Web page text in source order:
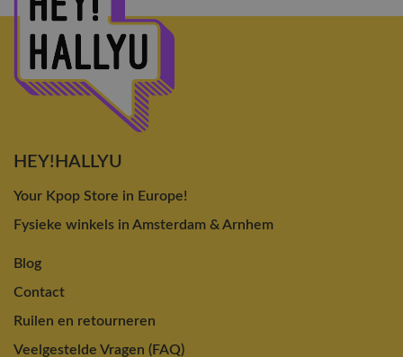
HEY!HALLYU
Your Kpop Store in Europe!
Fysieke winkels in Amsterdam & Arnhem
Blog
Contact
Ruilen en retourneren
Veelgestelde Vragen (FAQ)